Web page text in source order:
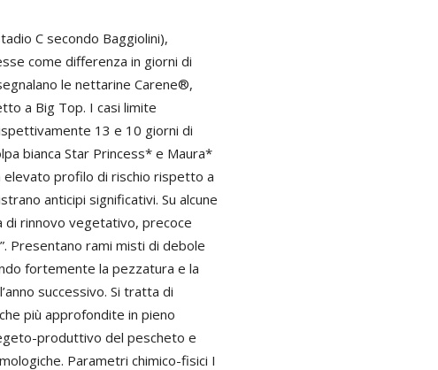
C secondo Baggiolini),
come differenza in giorni di
le nettarine Carene®,
a Big Top. I casi limite
13 e 10 giorni di
bianca Star Princess* e Maura*
profilo di rischio rispetto a
anticipi significativi. Su alcune
rinnovo vegetativo, precoce
Presentano rami misti di debole
fortemente la pezzatura e la
successivo. Si tratta di
più approfondite in pieno
produttivo del pescheto e
Parametri chimico-fisici I